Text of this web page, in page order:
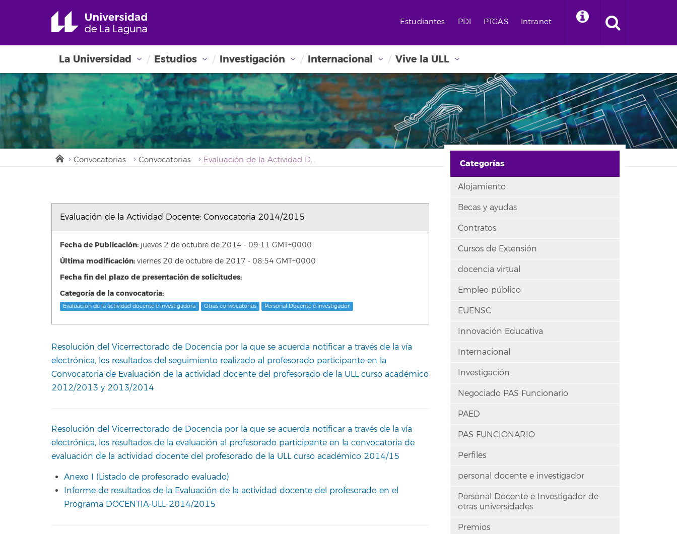
Estudiantes PDI PTGAS Intranet
La Universidad Estudios Investigación Internacional Vive la ULL
Convocatorias Convocatorias Evaluación de la Actividad Docente: Convocatoria 2014/2015
Evaluación de la Actividad Docente: Convocatoria 2014/2015
Fecha de Publicación: jueves 2 de octubre de 2014 - 09:11 GMT+0000
Última modificación: viernes 20 de octubre de 2017 - 08:54 GMT+0000
Fecha fin del plazo de presentación de solicitudes:
Categoría de la convocatoria:
Evaluación de la actividad docente e investigadora Otras convocatorias Personal Docente e Investigador
Resolución del Vicerrectorado de Docencia por la que se acuerda notificar a través de la vía
electrónica, los resultados del seguimiento realizado al profesorado participante en la
Convocatoria de Evaluación de la actividad docente del profesorado de la ULL curso académico
2012/2013 y 2013/2014
Resolución del Vicerrectorado de Docencia por la que se acuerda notificar a través de la vía
electrónica, los resultados de la evaluación al profesorado participante en la convocatoria de
evaluación de la actividad docente del profesorado de la ULL curso académico 2014/15
Anexo I (Listado de profesorado evaluado)
Informe de resultados de la Evaluación de la actividad docente del profesorado en el
Programa DOCENTIA-ULL-2014/2015
Categorías
Alojamiento
Becas y ayudas
Contratos
Cursos de Extensión
docencia virtual
Empleo público
EUENSC
Innovación Educativa
Internacional
Investigación
Negociado PAS Funcionario
PAED
PAS FUNCIONARIO
Perfiles
personal docente e investigador
Personal Docente e Investigador de
otras universidades
Premios